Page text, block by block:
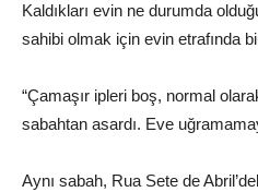
Kaldıkları evin ne durumda
sahibi olmak için evin etrafında
“Çamaşır ipleri boş, normal
sabahtan asardı. Eve
Aynı sabah, Rua Sete de